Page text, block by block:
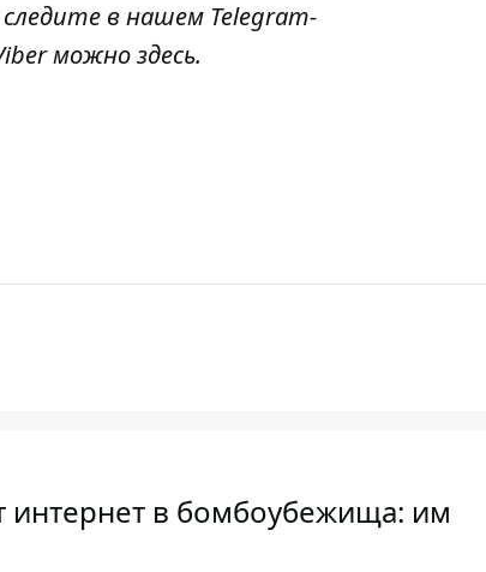
в нашем Telegram-
можноздесь.
интернет в бомбоубежища: им